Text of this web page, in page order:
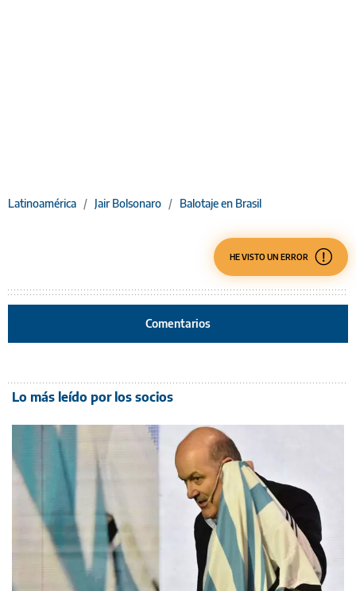
Latinoamérica / Jair Bolsonaro / Balotaje en Brasil
HE VISTO UN ERROR
Comentarios
Lo más leído por los socios